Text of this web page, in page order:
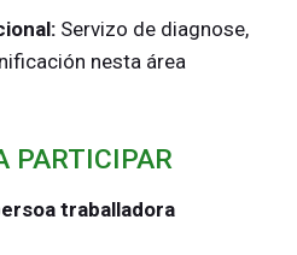
Servizo de diagnose,
nesta área
PARTICIPAR
traballadora